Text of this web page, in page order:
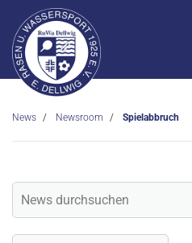
News Newsroom Spielabbruch
Veranstaltungen